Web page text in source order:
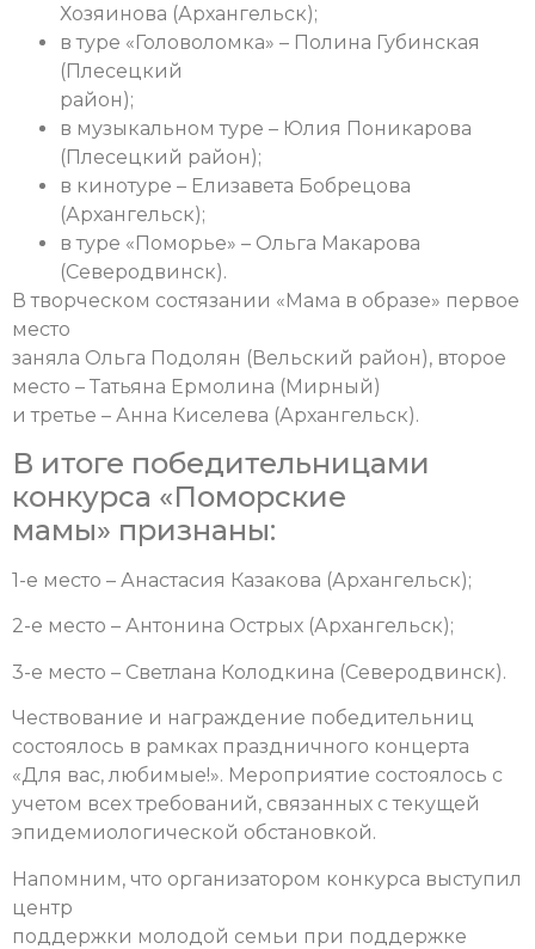
Хозяинова (Архангельск);
в туре «Головоломка» – Полина Губинская
(Плесецкий
район);
в музыкальном туре – Юлия Поникарова
(Плесецкий район);
в кинотуре – Елизавета Бобрецова
(Архангельск);
в туре «Поморье» – Ольга Макарова
(Северодвинск).
В творческом состязании «Мама в образе» первое
место
заняла Ольга Подолян (Вельский район), второе
место – Татьяна Ермолина (Мирный)
и третье – Анна Киселева (Архангельск).
В итоге победительницами
конкурса «Поморские
мамы» признаны:
1-е место – Анастасия Казакова (Архангельск);
2-е место – Антонина Острых (Архангельск);
3-е место – Светлана Колодкина (Северодвинск).
Чествование и награждение победительниц
состоялось в рамках праздничного концерта
«Для вас, любимые!». Мероприятие состоялось с
учетом всех требований, связанных с текущей
эпидемиологической обстановкой.
Напомним, что организатором конкурса выступил
центр
поддержки молодой семьи при поддержке